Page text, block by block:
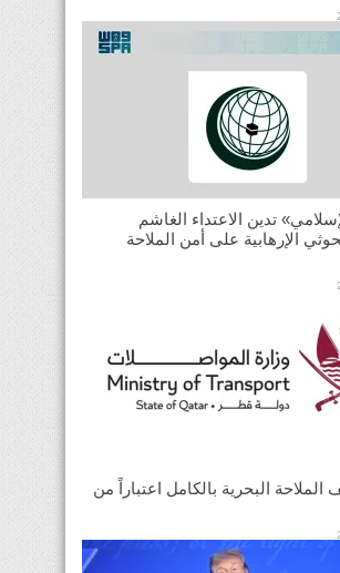
تدين الاعتداء الغاشم
الإرهابية على أمن الملاحة
البحرية بالكامل اعتباراً من